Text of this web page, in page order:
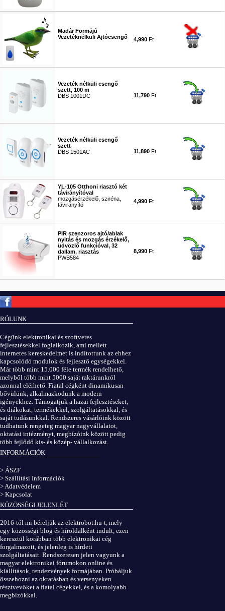
Madár Formájú
Vezetéknélküli Ajtócsengő
4,990 Ft
Vezeték nélküli csengő
szett, 100 m
DBS 1001DC
11,790 Ft
Vezeték nélküli csengő
szett
DBS 1501AC
11,890 Ft
YL-105 Otthoni riasztó két
távirányítóval
mozgásérzékelő, sziréna,
távirányító
4,990 Ft
PIR szenzoros ajtó/ablak
nyitás és mozgás érzékelő,
üdvözlő funkcióval, 32
dallam, riasztás
PWB584
8,990 Ft
RÓLUNK
Cégünk elektronikai és szoftveres
fejlesztésekkel foglalkozik, ami mellett
internetes kereskedelmet is indítottunk az ehhez
kapcsolódó modulok és fejlesztő egységekkel.
Már több mint 15.000 féle termék rendelhető,
melyből több mint 5000 saját raktárunkról
azonnal elérhető. Fiatal cégként dinamikusan
bővülünk, alkalmazkodunk a modern
igényekhez. Támogatjuk a hazai fejlesztéseket,
és diákokat, termékekkel, szolgáltatásokkal, és
saját tudásunkkal. Rendszeres vásárlóink között
tudhatunk rengeteg magyar nagyvállalatot,
oktatási intézményt, megbízóink között pedig
több fejlődő kis- és közép- vállalkozást.
INFORMÁCIÓK
> ÁSZF
> Szállítási Információk
> Adatvédelem
> Kapcsolat
KÖZÖSSÉGI JELENLÉT
2016-tól mi béreljük az elektrobot.hu-t, mely
egy közösségi blog és híroldalként indult, ezen
keresztül korábban több elektronikai cég
forgalmazott, és jelenleg is hírdeti
szolgáltatásait. Rendszeresen jelen vagyunk a
magyar elektronikai fórumokon online és
kiállítások, rendezvények formájában. Próbáljuk
összehozni az oktatásban és versenyeken
résztvevőket a fiatal cégekkel, és a komolyabb
megbízókkal.